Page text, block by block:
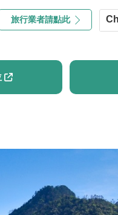
旅行業者請點此
餐廳訂位 訂房住宿